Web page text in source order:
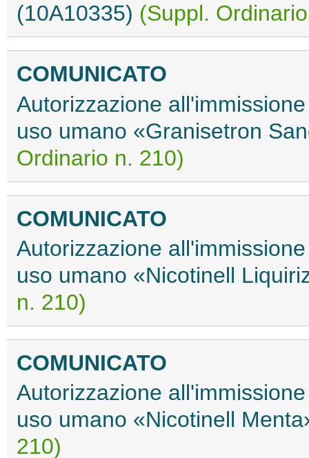
(10A10335) (Suppl.
COMUNICATO
Autorizzazione
uso umano «Granisetron
Ordinario n. 210)
COMUNICATO
Autorizzazione
uso umano «Nicotinell
n. 210)
COMUNICATO
Autorizzazione
uso umano «Nicotinell
210)